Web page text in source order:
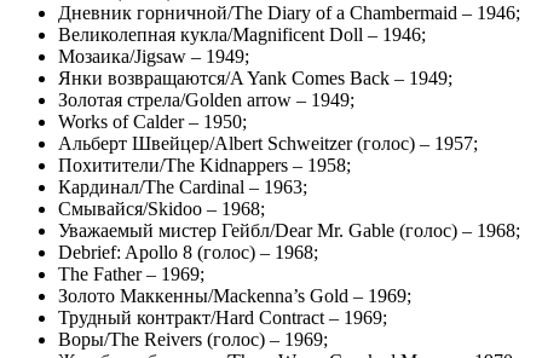
Дневник горничной/The Diary of a Chambermaid – 1946;
Великолепная кукла/Magnificent Doll – 1946;
Мозаика/Jigsaw – 1949;
Янки возвращаются/A Yank Comes Back – 1949;
Золотая стрела/Golden arrow – 1949;
Works of Calder – 1950;
Альберт Швейцер/Albert Schweitzer (голос) – 1957;
Похитители/The Kidnappers – 1958;
Кардинал/The Cardinal – 1963;
Смывайся/Skidoo – 1968;
Уважаемый мистер Гейбл/Dear Mr. Gable (голос) – 1968;
Debrief: Apollo 8 (голос) – 1968;
The Father – 1969;
Золото Маккенны/Mackenna’s Gold – 1969;
Трудный контракт/Hard Contract – 1969;
Воры/The Reivers (голос) – 1969;